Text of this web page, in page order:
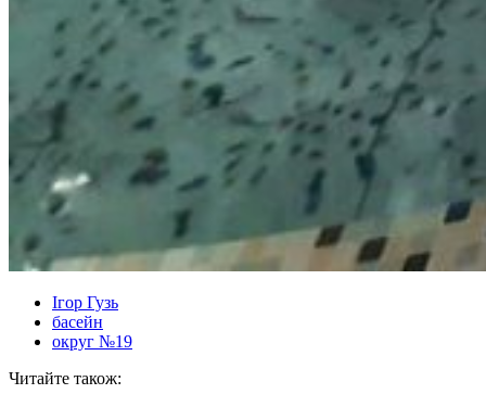
Ігор Гузь
басейн
округ №19
Читайте також: